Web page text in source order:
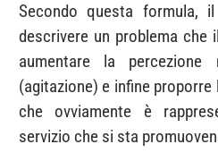
Secondo questa formula,
descrivere un problema che
aumentare la percezione
(agitazione) e infine
che ovviamente è
servizio che si sta